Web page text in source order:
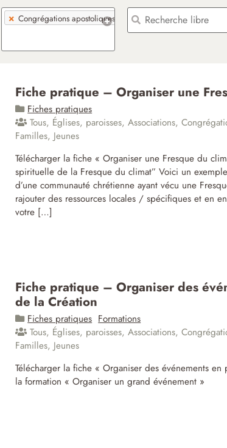
× Congrégations apostoliques
Fiche pratique – Organiser une
Fiches pratiques
Tous, Églises, paroisses, Associations,
Familles, Jeunes
Télécharger la fiche « Organiser une Fresque du
spirituelle de la Fresque du climat” Voici un
d’une communauté chrétienne ayant vécu une
rajouter des ressources locales / spécifiques et en
votre […]
Fiche pratique – Organiser des
de la Création
Fiches pratiques Formations
Tous, Églises, paroisses, Associations,
Familles, Jeunes
Télécharger la fiche « Organiser des événements
la formation « Organiser un grand événement »